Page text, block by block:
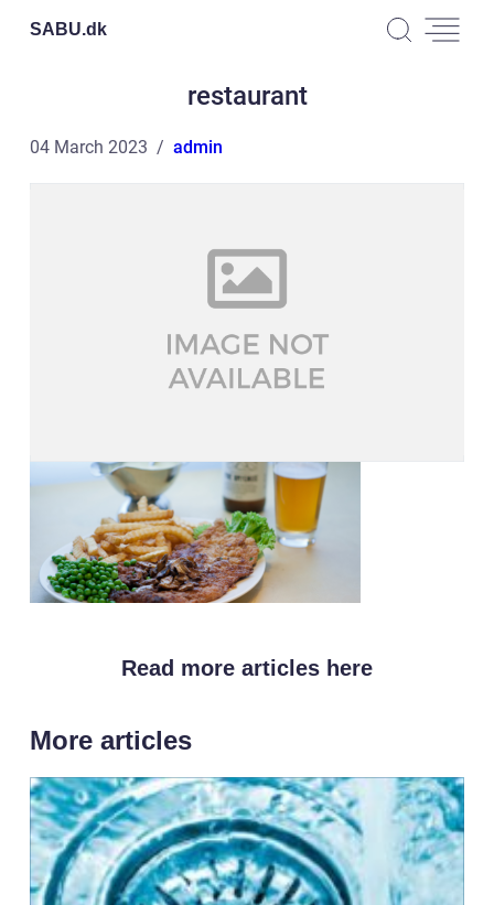
SABU.dk
restaurant
04 March 2023 admin
Read more articles here
More articles